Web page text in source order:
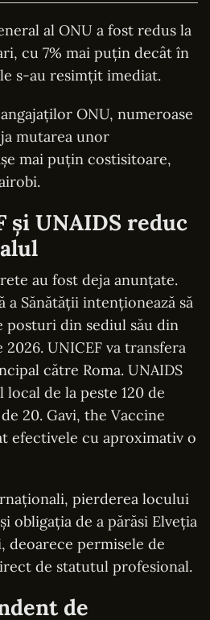
al ONU a fost redus la
cu 7% mai puțin decât în
s-au resimțit imediat.
ONU, numeroase
mutarea unor
mai puțin costisitoare,
și UNAIDS reduc
au fost deja anunțate.
a Sănătății intenționează să
posturi din sediul său din
UNICEF va transfera
către Roma. UNAIDS
de la peste 120 de
20. Gavi, the Vaccine
efectivele cu aproximativ o
pierderea locului
obligația de a părăsi Elveția
deoarece permisele de
de statutul profesional.
de